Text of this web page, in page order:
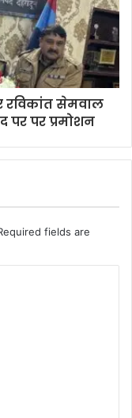
रविकांत सेमवाल
पर प्रमोशन
fields are